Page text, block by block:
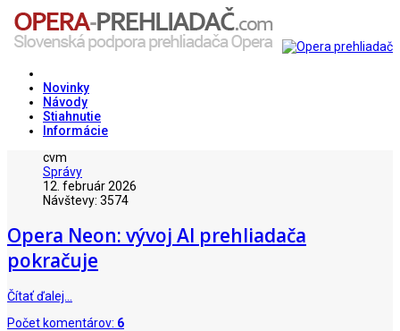
Novinky
Návody
Stiahnutie
Informácie
cvm
Správy
12. február 2026
Návštevy: 3574
Opera Neon: vývoj AI prehliadača
pokračuje
Čítať ďalej…
Počet komentárov: 6